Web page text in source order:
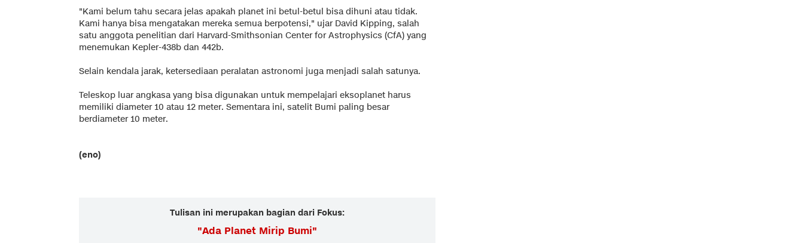
"Kami belum tahu secara jelas apakah planet ini betul-betul bisa dihuni atau tidak.
Kami hanya bisa mengatakan mereka semua berpotensi," ujar David Kipping, salah
satu anggota penelitian dari Harvard-Smithsonian Center for Astrophysics (CfA) yang
menemukan Kepler-438b dan 442b.
Selain kendala jarak, ketersediaan peralatan astronomi juga menjadi salah satunya.
Teleskop luar angkasa yang bisa digunakan untuk mempelajari eksoplanet harus
memiliki diameter 10 atau 12 meter. Sementara ini, satelit Bumi paling besar
berdiameter 10 meter.
(eno)
Tulisan ini merupakan bagian dari Fokus:
"Ada Planet Mirip Bumi"